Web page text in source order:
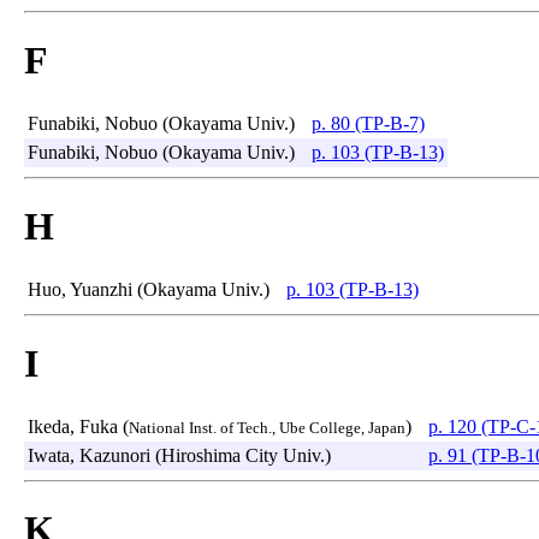
F
Funabiki, Nobuo (Okayama Univ.)
p. 80 (TP-B-7)
Funabiki, Nobuo (Okayama Univ.)
p. 103 (TP-B-13)
H
Huo, Yuanzhi (Okayama Univ.) p. 103 (TP-B-13)
I
Ikeda, Fuka (National Inst. of Tech., Ube College, Japan)
p. 120 (TP-C-
Iwata, Kazunori (Hiroshima City Univ.)
p. 91 (TP-B-
K